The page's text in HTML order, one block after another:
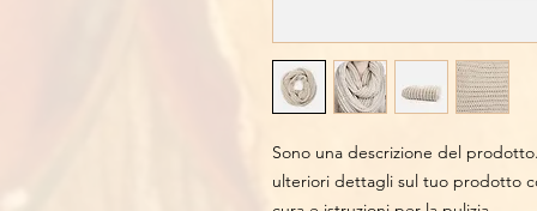
Sono una descrizione del
ulteriori dettagli sul tuo prodotto